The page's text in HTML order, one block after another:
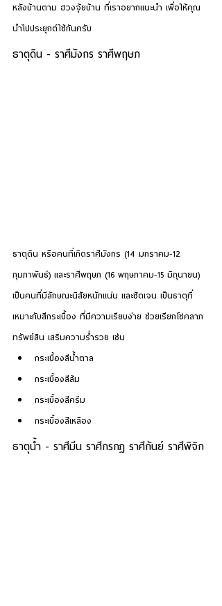
หลังบ้านตาม ฮวงจุ้ยบ้าน ที่เราอยากแนะนำ เพื่อให้คุณ
นำไปประยุกต์ใช้กันครับ
ธาตุดิน - ราศีมังกร ราศีพฤษภ
ธาตุดิน หรือคนที่เกิดราศีมังกร (14 มกราคม-12
กุมภาพันธ์) และราศีพฤษภ (16 พฤษภาคม-15 มิถุนายน)
เป็นคนที่มีลักษณะนิสัยหนักแน่น และชัดเจน เป็นธาตุที่
เหมาะกับสีกระเบื้อง ที่มีความเรียบง่าย ช่วยเรียกโชคลาภ
ทรัพย์สิน เสริมความร่ำรวย เช่น
กระเบื้องสีน้ำตาล
กระเบื้องสีส้ม
กระเบื้องสีครีม
กระเบื้องสีเหลือง
ธาตุน้ำ - ราศีมีน ราศีกรกฎ ราศีกันย์ ราศีพิจิก